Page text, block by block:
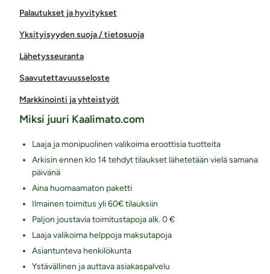
Palautukset ja hyvitykset
Yksityisyyden suoja / tietosuoja
Lähetysseuranta
Saavutettavuusseloste
Markkinointi ja yhteistyöt
Miksi juuri Kaalimato.com
Laaja ja monipuolinen valikoima eroottisia tuotteita
Arkisin ennen klo 14 tehdyt tilaukset lähetetään vielä samana
päivänä
Aina huomaamaton paketti
Ilmainen toimitus yli 60€ tilauksiin
Paljon joustavia toimitustapoja alk. 0 €
Laaja valikoima helppoja maksutapoja
Asiantunteva henkilökunta
Ystävällinen ja auttava asiakaspalvelu